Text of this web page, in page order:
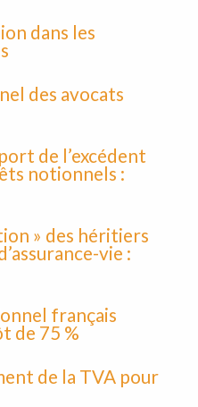
dans les
des avocats
de l’excédent
notionnels :
» des héritiers
vie :
français
de 75 %
de la TVA pour